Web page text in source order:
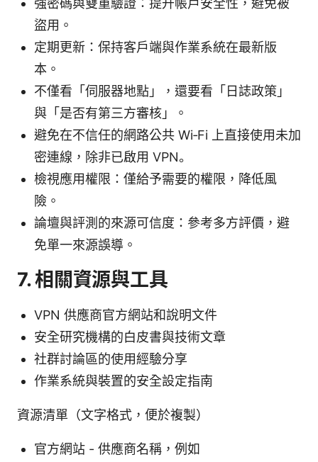
盜用。
定期更新：保持客戶端與作業系統在最新版
本。
不僅看「伺服器地點」，還要看「日誌政策」
與「是否有第三方審核」。
避免在不信任的網路公共 Wi‑Fi 上直接使用未加
密連線，除非已啟用 VPN。
檢視應用權限：僅給予需要的權限，降低風
險。
論壇與評測的來源可信度：參考多方評價，避
免單一來源誤導。
7. 相關資源與工具
VPN 供應商官方網站和說明文件
安全研究機構的白皮書與技術文章
社群討論區的使用經驗分享
作業系統與裝置的安全設定指南
資源清單（文字格式，便於複製）
官方網站 - 供應商名稱，例如